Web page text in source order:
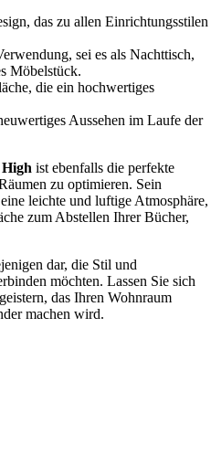
das zu allen Einrichtungsstilen
sei es als Nachttisch,
Möbelstück.
die ein hochwertiges
Aussehen im Laufe der
ist ebenfalls die perfekte
zu optimieren. Sein
leichte und luftige Atmosphäre,
zum Abstellen Ihrer Bücher,
dar, die Stil und
möchten. Lassen Sie sich
das Ihren Wohnraum
machen wird.